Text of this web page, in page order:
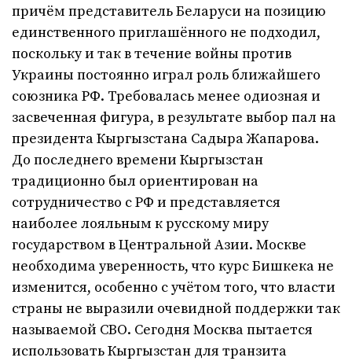
причём представитель Беларуси на позицию
единственного приглашённого не подходил,
поскольку и так в течение войны против
Украины постоянно играл роль ближайшего
союзника РФ. Требовалась менее одиозная и
засвеченная фигура, в результате выбор пал на
президента Кыргызстана Садыра Жапарова.
До последнего времени Кыргызстан
традиционно был ориентирован на
сотрудничество с РФ и представляется
наиболее лояльным к русскому миру
государством в Центральной Азии. Москве
необходима уверенность, что курс Бишкека не
изменится, особенно с учётом того, что власти
страны не выразили очевидной поддержки так
называемой СВО. Сегодня Москва пытается
использовать Кыргызстан для транзита